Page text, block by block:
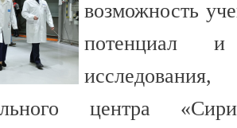
возможность
потенциал и
центра